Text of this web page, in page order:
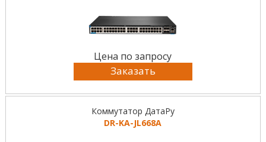
Цена по запросу
Заказать
Коммутатор ДатаРу
DR-KА-JL668A